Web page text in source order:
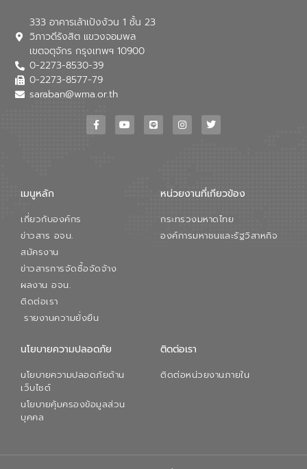
333 อาคารเล้าเป้งง้วน 1 ชั้น 23
วิภาวดีรังสิต แขวงจอมพล
เขตจตุจักร กรุงเทพฯ 10900
0-2273-8530-39
0-2273-8577-79
saraban@wma.or.th
เมนูหลัก
เกี่ยวกับองค์กร
ข่าวสาร อจน.
สมัครงาน
ข่าวสารการจัดซื้อจัดจ้าง
ผลงาน อจน.
ติดต่อเรา
รายงานความยั่งยืน
หน่วยงานที่เกียวข้อง
กระทรวงมหาดไทย
องค์การมหาชนและรัฐวิสาหกิจ
นโยบายความปลอดภัย
นโยบายความปลอดภัยด้าน
เว็บไซต์
นโยบายคุ้มครองข้อมูลส่วน
บุคคล
ติดต่อเรา
ติดต่อหน่วยงานภายใน